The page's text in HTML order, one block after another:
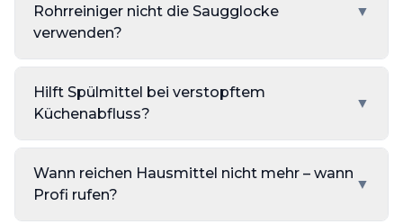
Rohrreiniger nicht die Saugglocke
verwenden?
▼
Hilft Spülmittel bei verstopftem
Küchenabfluss?
▼
Wann reichen Hausmittel nicht mehr – wann
Profi rufen?
▼